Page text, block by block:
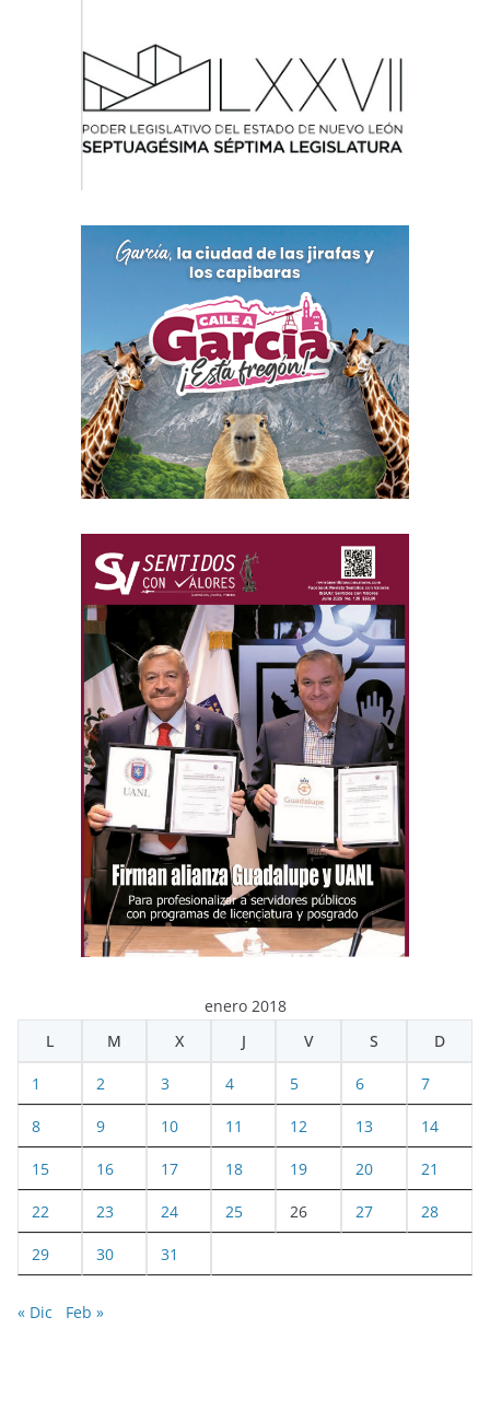
enero 2018
L
M X J V S D
1 2 3 4 5 6 7
8 9 10 11 12 13 14
15 16 17 18 19 20 21
22 23 24 25 26 27 28
29 30 31
« Dic Feb »